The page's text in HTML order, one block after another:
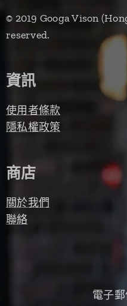
© 2019 Googa Vison
reserved.
資訊
使用者條款
隱私權政策
商店
關於我們
聯絡
電子